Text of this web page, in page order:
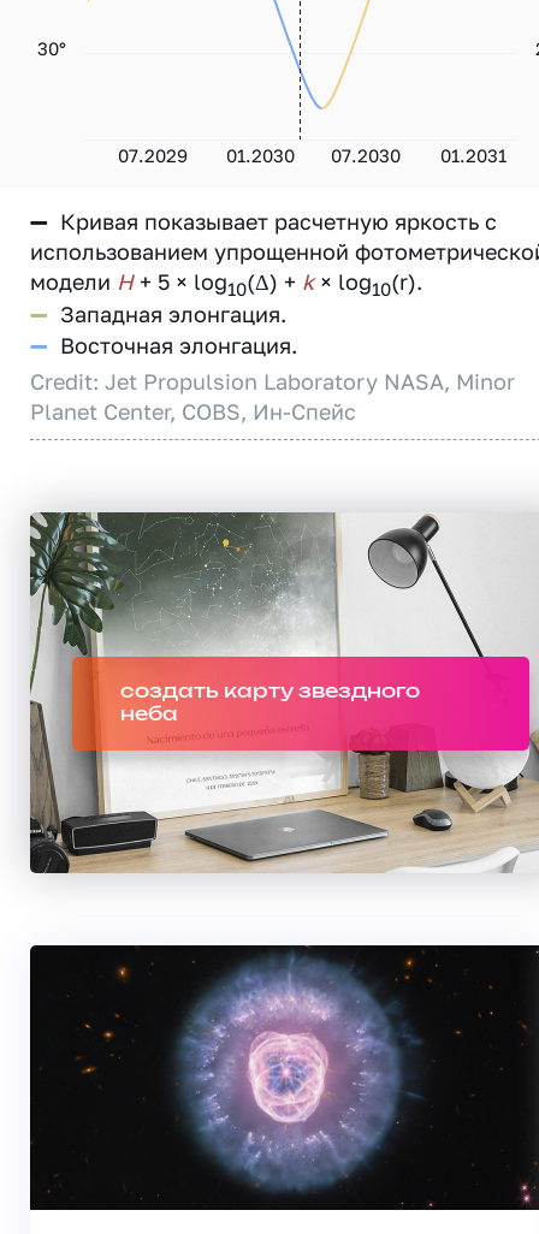
07.2029 01.2030 07.2030 01.2031
30°
— Кривая показывает расчетную яркость с
использованием упрощенной
модели H+ 5 × log10(Δ) + k× log10(r).
— Западная элонгация.
— Восточная элонгация.
Credit: Jet Propulsion Laboratory NASA, Minor
Planet Center, COBS, Ин-Спейс
создать карту звездного
неба